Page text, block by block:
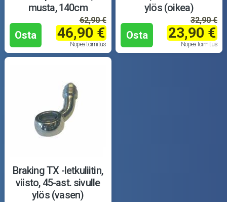
musta, 140cm
Osta
62,90 €
46,90 €
Nopea toimitus
ylös (oikea)
Osta
32,90 €
23,90 €
Nopea toimitus
Braking TX -letkuliitin,
viisto, 45-ast. sivulle
ylös (vasen)